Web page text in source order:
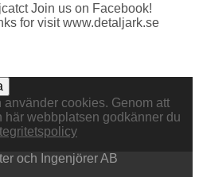
Join us on Facebook!
for visit www.detaljark.se
använder cookies. Genom att
här webbplatsen godkänner du
och Ingenjörer AB